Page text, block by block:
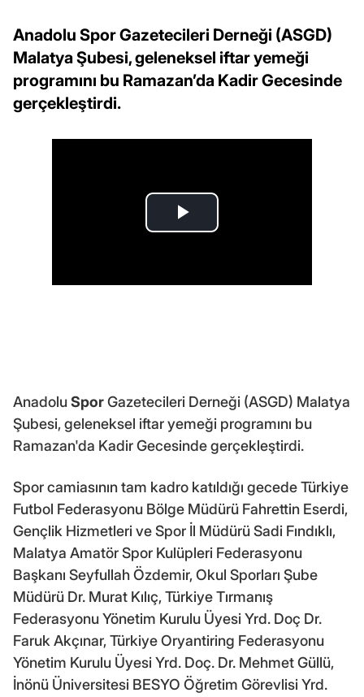
Anadolu Spor Gazetecileri Derneği (ASGD)
Malatya Şubesi, geleneksel iftar yemeği
programını bu Ramazan’da Kadir Gecesinde
gerçekleştirdi.
AnadoluSporGazetecileri Derneği (ASGD) Malatya
Şubesi, geleneksel iftar yemeği programını bu
Ramazan'da Kadir Gecesinde gerçekleştirdi.
Spor camiasının tam kadro katıldığı gecede Türkiye
Futbol Federasyonu Bölge Müdürü Fahrettin Eserdi,
Gençlik Hizmetleri ve Spor İl Müdürü Sadi Fındıklı,
Malatya Amatör Spor Kulüpleri Federasyonu
Başkanı Seyfullah Özdemir, Okul Sporları Şube
Müdürü Dr. Murat Kılıç, Türkiye Tırmanış
Federasyonu Yönetim Kurulu Üyesi Yrd. Doç Dr.
Faruk Akçınar, Türkiye Oryantiring Federasyonu
Yönetim Kurulu Üyesi Yrd. Doç. Dr. Mehmet Güllü,
İnönü Üniversitesi BESYO Öğretim Görevlisi Yrd.